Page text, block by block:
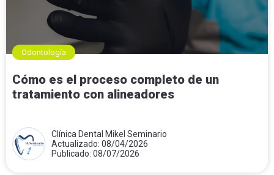
Odontología
Cómo es el proceso completo de un
tratamiento con alineadores
Clínica Dental Mikel Seminario
Actualizado: 08/04/2026
Publicado: 08/07/2026